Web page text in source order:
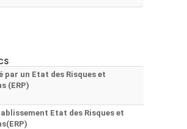
par un Etat des Risques et
(ERP)
Etat des Risques et